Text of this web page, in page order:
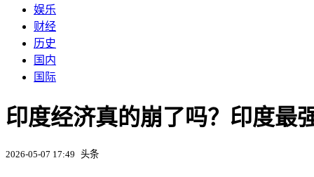
娱乐
财经
历史
国内
国际
印度经济真的崩了吗？印度最
2026-05-07 17:49 头条